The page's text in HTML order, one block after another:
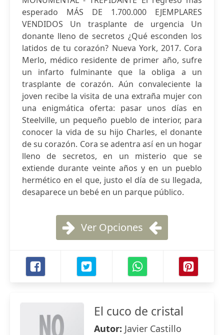
esperado MÁS DE 1.700.000 EJEMPLARES
VENDIDOS Un trasplante de urgencia Un
donante lleno de secretos ¿Qué esconden los
latidos de tu corazón? Nueva York, 2017. Cora
Merlo, médico residente de primer año, sufre
un infarto fulminante que la obliga a un
trasplante de corazón. Aún convaleciente la
joven recibe la visita de una extraña mujer con
una enigmática oferta: pasar unos días en
Steelville, un pequeño pueblo de interior, para
conocer la vida de su hijo Charles, el donante
de su corazón. Cora se adentra así en un hogar
lleno de secretos, en un misterio que se
extiende durante veinte años y en un pueblo
hermético en el que, justo el día de su llegada,
desaparece un bebé en un parque público.
Ver Opciones
El cuco de cristal
Autor: Javier Castillo